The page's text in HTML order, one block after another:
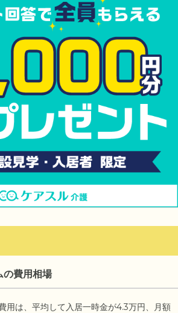
の費用相場
用は、平均して入居一時金が4.3万円、月額